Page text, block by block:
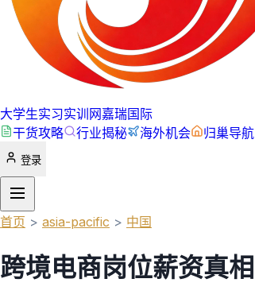
大学生实习实训网嘉瑞国际
干货攻略
行业揭秘 海外机会 归巢导航
登录
首页 > asia-pacific > 中国
跨境电商岗位薪资真相